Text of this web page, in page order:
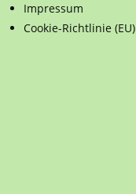
Impressum
Cookie-Richtlinie (EU)